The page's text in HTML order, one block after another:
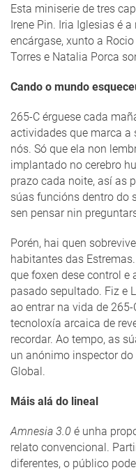
Esta miniserie de tres
Irene Pin. Iria Iglesias é
encárgase, xunto a
Torres e Natalia Porca
Cando o mundo
265-C érguese cada
actividades que marca a
nós. Só que ela non
implantado no cerebro
prazo cada noite, así as
súas funcións dentro do
sen pensar nin
Porén, hai quen
habitantes das
que foxen dese control e
pasado sepultado. Fiz e
ao entrar na vida de
tecnoloxía arcaica de
recordar. Ao tempo, as
un anónimo inspector
Global.
Máis alá do lineal
Amnesia 3.0 é unha
relato convencional.
diferentes, o público